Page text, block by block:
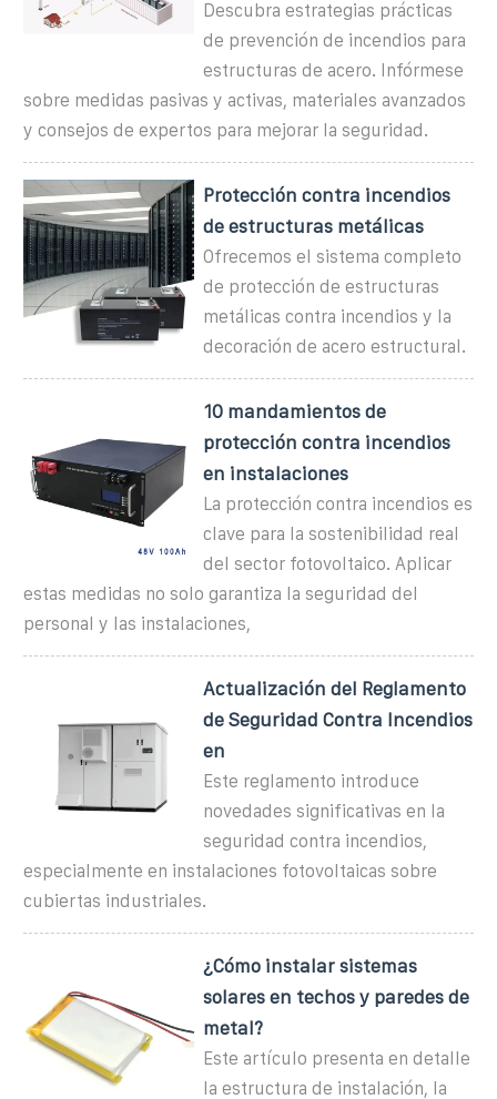
Descubra estrategias prácticas
de prevención de incendios para
estructuras de acero. Infórmese
sobre medidas pasivas y activas, materiales avanzados
y consejos de expertos para mejorar la seguridad.
Protección contra incendios
de estructuras metálicas
Ofrecemos el sistema completo
de protección de estructuras
metálicas contra incendios y la
decoración de acero estructural.
10 mandamientos de
protección contra incendios
en instalaciones
La protección contra incendios es
clave para la sostenibilidad real
del sector fotovoltaico. Aplicar
estas medidas no solo garantiza la seguridad del
personal y las instalaciones,
Actualización del Reglamento
de Seguridad Contra Incendios
en
Este reglamento introduce
novedades significativas en la
seguridad contra incendios,
especialmente en instalaciones fotovoltaicas sobre
cubiertas industriales.
¿Cómo instalar sistemas
solares en techos y paredes de
metal?
Este artículo presenta en detalle
la estructura de instalación, la